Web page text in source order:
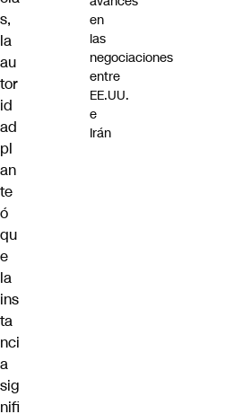
s,
la
au
tor
id
ad
pl
an
te
ó
qu
e
la
ins
ta
nci
a
sig
nifi
en
las
negociaciones
entre
EE.UU.
e
Irán